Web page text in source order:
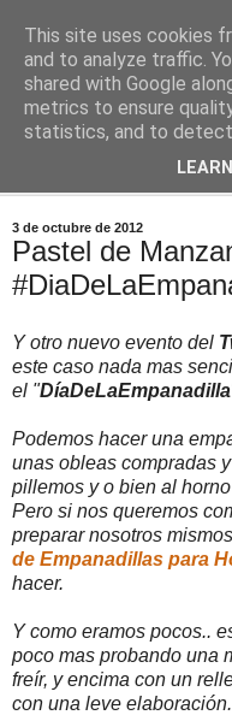
Comoju
La Cocina del Día a Día
3 de octubre de 2012
Pastel de
Y otro nuevo evento del
este caso nada mas
el "DíaDeLaEmpanadilla
Podemos hacer una
unas obleas compradas
pillemos y o bien al
Pero si nos queremos
preparar nosotros
de Empanadillas para
hacer.
Y como eramos pocos..
poco mas probando una
freír, y encima con un
con una leve elaboración.
This site uses cookies
and to analyze traffic.
shared with Google
metrics to ensure
statistics, and to detect